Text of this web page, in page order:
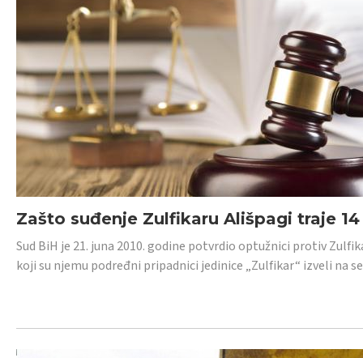
Zašto suđenje Zulfikaru Ališpagi traje
Sud BiH je 21. juna 2010. godine potvrdio optužnici protiv
koji su njemu podređni pripadnici jedinice „Zulfikar“ izveli na